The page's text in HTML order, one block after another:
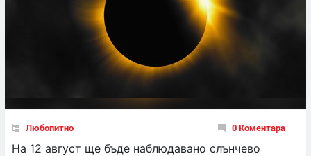
Любопитно 0 Коментара
На 12 август ще бъде наблюдавано слънчево